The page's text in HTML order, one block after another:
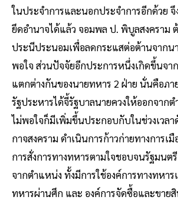
ในประจำการและนอกประจำการอีกด้วย จึ
ยึดอำนาจได้แล้ว จอมพล ป. พิบูลสงคราม
ประนีประนอมเพื่อลดกระแสต่อต้านจากน
พอใจ ส่วนปัจจัยอีกประการหนึ่งเกิดขึ้นจา
แตกต่างกันของนายทหาร 2 ฝ่าย นั่นคือภ
รัฐประหารได้จี้รัฐบาลนายควงให้ออกจาก
ไม่พอใจก็มีเพิ่มขึ้นประกอบกับในช่วงเวลา
กาจสงคราม ดำเนินการก้าวก่ายทางการเ
การสั่งการทางทหารตามใจชอบจนรัฐมนต
จากตำแหน่ง ทั้งมีการใช้องค์การทางทหาร
ทหารผ่านศึก และ องค์การจัดซื้อและขาย